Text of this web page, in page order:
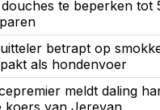
te beperken tot
betrapt op
als hondenvoer
meldt daling
koers van Jerevan